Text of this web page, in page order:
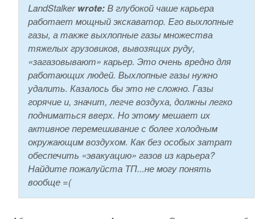
LandStalkerwrote:В глубокой чаше карьера
работает мощный экскаватор. Его выхлопные
газы, а также выхлопные газы множества
тяжелых грузовиков, вывозящих руду,
«загазовывают» карьер. Это очень вредно для
работающих людей. Выхлопные газы нужно
удалить. Казалось бы это не сложно. Газы
горячие и, значит, легче воздуха, должны легко
подниматься вверх. Но этому мешает их
активное перемешивание с более холодным
окружающим воздухом. Как без особых затрат
обеспечить «эвакуацию» газов из карьера?
Найдите пожалуйста ТП...не могу понять
вообще =(